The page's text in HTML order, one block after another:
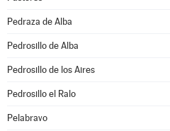
Pedraza de Alba
Pedrosillo de Alba
Pedrosillo de los Aires
Pedrosillo el Ralo
Pelabravo